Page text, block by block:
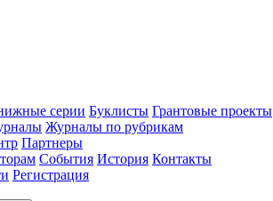
серии Буклисты Грантовые проекты
Журналы по рубрикам
Партнеры
События История Контакты
Регистрация